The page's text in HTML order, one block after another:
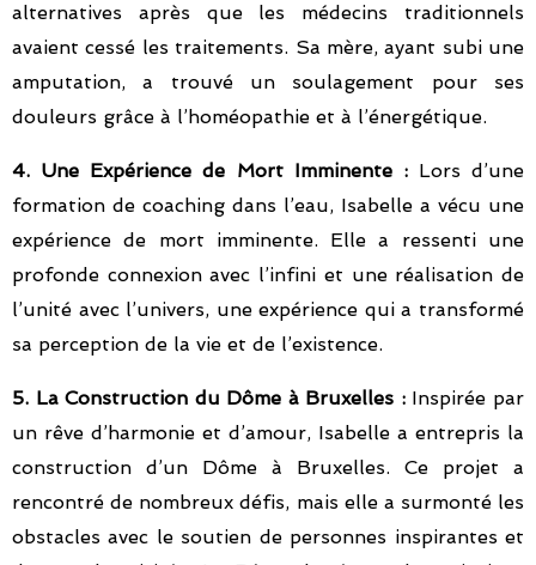
alternatives après que les médecins traditionnels
avaient cessé les traitements. Sa mère, ayant subi une
amputation, a trouvé un soulagement pour ses
douleurs grâce à l’homéopathie et à l’énergétique.
4. Une Expérience de Mort Imminente :Lors d’une
formation de coaching dans l’eau, Isabelle a vécu une
expérience de mort imminente. Elle a ressenti une
profonde connexion avec l’infini et une réalisation de
l’unité avec l’univers, une expérience qui a transformé
sa perception de la vie et de l’existence.
5. La Construction du Dôme à Bruxelles :Inspirée par
un rêve d’harmonie et d’amour, Isabelle a entrepris la
construction d’un Dôme à Bruxelles. Ce projet a
rencontré de nombreux défis, mais elle a surmonté les
obstacles avec le soutien de personnes inspirantes et